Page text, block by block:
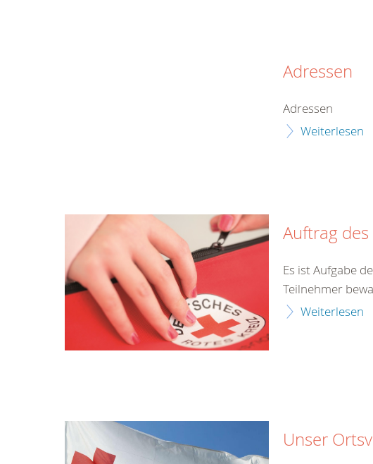
Adressen
Adressen
Weiterlesen
Auftrag des
Es ist Aufgabe
Teilnehmer
Weiterlesen
Unser